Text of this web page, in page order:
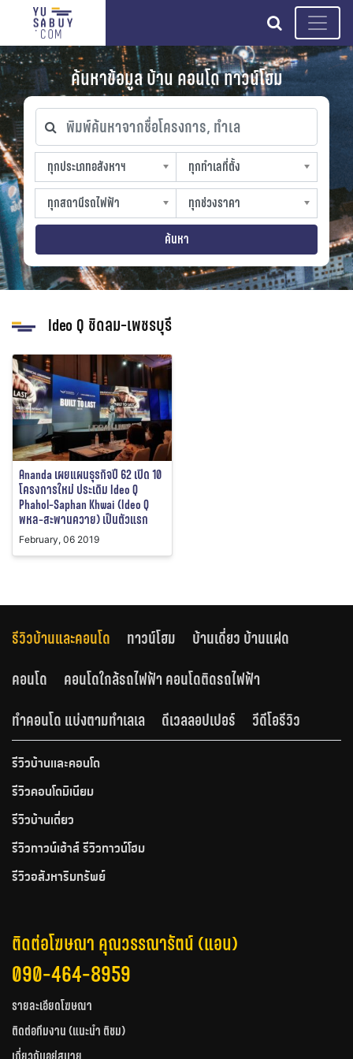
search
ค้นหาข้อมูล บ้าน คอนโด ทาวน์โฮม
พิมพ์ค้นหาจากชื่อโครงการ, ทำเล
ทุกประเภทอสังหาฯ
ทุกประเภทอสังหาฯ
sproperty
ทุกทำเลที่ตั้ง
ทุกทำเลที่ตั้ง
slocation
ทุกสถานีรถไฟฟ้า
ทุกสถานีรถไฟฟ้า
strain-station
ทุกช่วงราคา
ทุกช่วงราคา
sprice
ค้นหา
Ideo Q ชิดลม-เพชรบุรี
Ananda เผยแผนธุรกิจปี 62 เปิด 10
โครงการใหม่ ประเดิม Ideo Q
Phahol-Saphan Khwai (Ideo Q
พหล-สะพานควาย) เป็นตัวแรก
February, 06 2019
รีวิวบ้านและคอนโด ทาวน์โฮม
บ้านเดี่ยว บ้านแฝด
คอนโด
คอนโดใกล้รถไฟฟ้า คอนโดติดรถไฟฟ้า
ทำคอนโด แบ่งตามทำเลเล
ดีเวลลอปเปอร์ วีดีโอรีวิว
รีวิวบ้านและคอนโด
รีวิวคอนโดมิเนียม
รีวิวบ้านเดี่ยว
รีวิวทาวน์เฮ้าส์ รีวิวทาวน์โฮม
รีวิวอสังหาริมทรัพย์
ติดต่อโฆษณา คุณวรรณารัตน์ (แอน)
090-464-8959
รายละเอียดโฆษณา
ติดต่อทีมงาน (แนะนำ ติชม)